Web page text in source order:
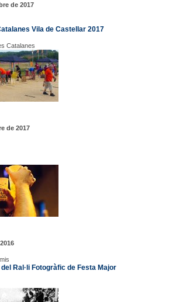
de 2017
Vila de Castellar 2017
Catalanes
de 2017
Ral·li Fotogràfic de Festa Major